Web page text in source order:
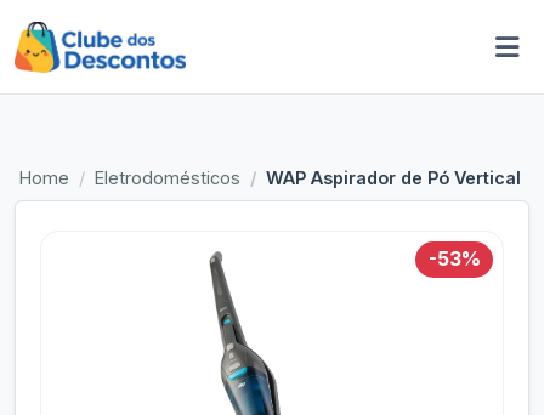
Home Eletrodomésticos WAP Aspirador de Pó Vertical
-53%